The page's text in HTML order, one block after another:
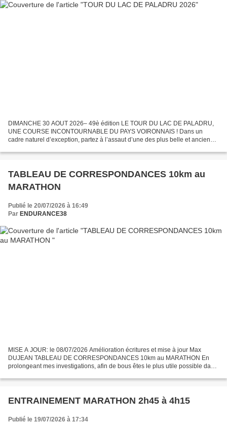
DIMANCHE 30 AOUT 2026– 49è édition LE TOUR DU LAC DE PALADRU,
UNE COURSE INCONTOURNABLE DU PAYS VOIRONNAIS ! Dans un
cadre naturel d’exception, partez à l’assaut d’une des plus belle et ancienne
TABLEAU DE CORRESPONDANCES 10km au
MARATHON
Publié le 20/07/2026 à 16:49
Par ENDURANCE38
MISE A JOUR: le 08/07/2026 Amélioration écritures et mise à jour Max
DUJEAN TABLEAU DE CORRESPONDANCES 10km au MARATHON En
prolongeant mes investigations, afin de bous êtes le plus utile possible dans
ENTRAINEMENT MARATHON 2h45 à 4h15
Publié le 19/07/2026 à 17:34